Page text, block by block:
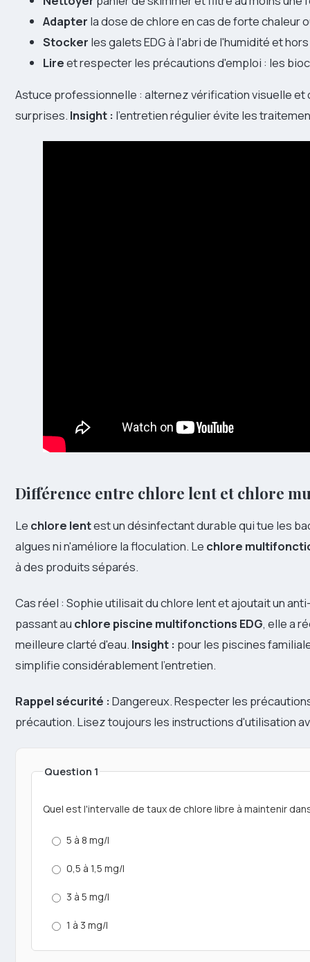
Adapter la dose de chlore en cas de forte chaleur
Stocker les galets EDG à l'abri de l'humidité et
Lireet respecter les précautions d'emploi : les
Astuce professionnelle : alternez vérification visuelle
surprises. Insight : l'entretien régulier évite les
Différence entre chlore lent et chlore
Le chlore lentest un désinfectant durable qui tue les
algues ni n'améliore la floculation. Le chlore
à des produits séparés.
Cas réel : Sophie utilisait du chlore lent et ajoutait un
passant au chlore piscine multifonctions EDG, elle a
meilleure clarté d'eau. Insight : pour les piscines
simplifie considérablement l'entretien.
Rappel sécurité : Dangereux. Respecter les
précaution. Lisez toujours les instructions d'utilisation
Question 1
Quel est l'intervalle de taux de chlore libre à maintenir
5 à 8 mg/l
0,5 à 1,5 mg/l
3 à 5 mg/l
1 à 3 mg/l